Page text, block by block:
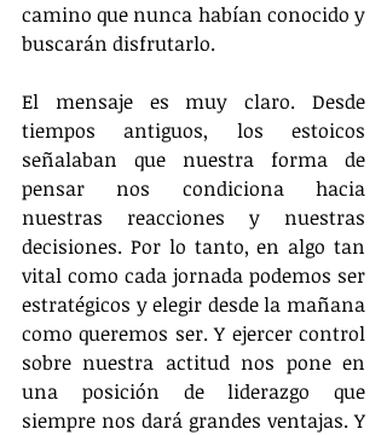
camino que nunca habían conocido y
buscarán disfrutarlo.
El mensaje es muy claro. Desde
tiempos antiguos, los estoicos
señalaban que nuestra forma de
pensar nos condiciona hacia
nuestras reacciones y nuestras
decisiones. Por lo tanto, en algo tan
vital como cada jornada podemos ser
estratégicos y elegir desde la mañana
como queremos ser. Y ejercer control
sobre nuestra actitud nos pone en
una posición de liderazgo que
siempre nos dará grandes ventajas. Y